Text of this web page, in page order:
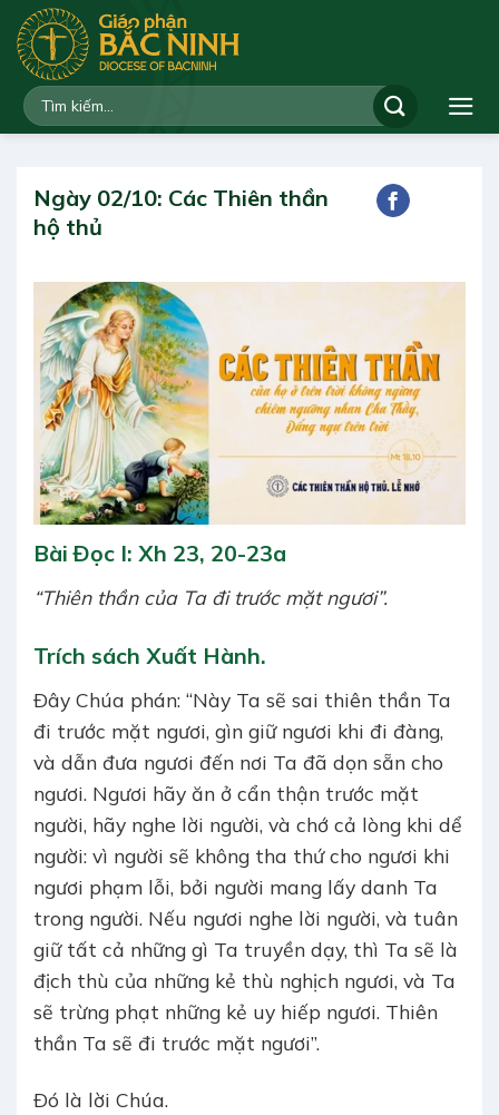
qua
dung
Ngày 02/10: Các Thiên thần
hộ thủ
Bài Ðọc I: Xh 23, 20-23a
“Thiên thần của Ta đi trước mặt ngươi”.
Trích sách Xuất Hành.
Ðây Chúa phán: “Này Ta sẽ sai thiên thần Ta
đi trước mặt ngươi, gìn giữ ngươi khi đi đàng,
và dẫn đưa ngươi đến nơi Ta đã dọn sẵn cho
ngươi. Ngươi hãy ăn ở cẩn thận trước mặt
người, hãy nghe lời người, và chớ cả lòng khi dể
người: vì người sẽ không tha thứ cho ngươi khi
ngươi phạm lỗi, bởi người mang lấy danh Ta
trong người. Nếu ngươi nghe lời người, và tuân
giữ tất cả những gì Ta truyền dạy, thì Ta sẽ là
địch thù của những kẻ thù nghịch ngươi, và Ta
sẽ trừng phạt những kẻ uy hiếp ngươi. Thiên
thần Ta sẽ đi trước mặt ngươi”.
Ðó là lời Chúa.